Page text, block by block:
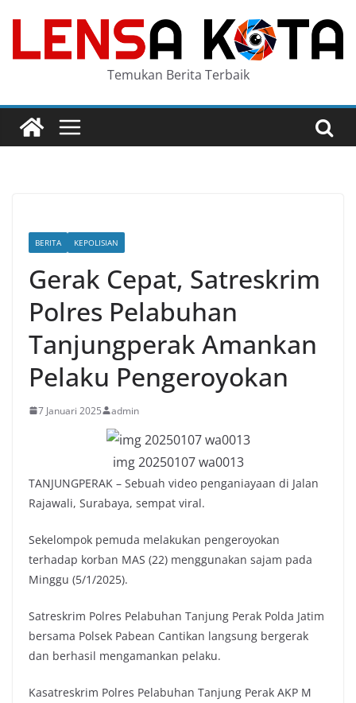
content
Temukan Berita Terbaik
BERITA KEPOLISIAN
Gerak Cepat, Satreskrim
Polres Pelabuhan
Tanjungperak Amankan
Pelaku Pengeroyokan
7 Januari 2025 admin
img 20250107 wa0013
TANJUNGPERAK – Sebuah video penganiayaan di Jalan
Rajawali, Surabaya, sempat viral.
Sekelompok pemuda melakukan pengeroyokan
terhadap korban MAS (22) menggunakan sajam pada
Minggu (5/1/2025).
Satreskrim Polres Pelabuhan Tanjung Perak Polda Jatim
bersama Polsek Pabean Cantikan langsung bergerak
dan berhasil mengamankan pelaku.
Kasatreskrim Polres Pelabuhan Tanjung Perak AKP M